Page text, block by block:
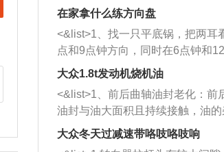
者是细棍，直接将杂物给取出来，
堵塞情况比较严重，也可以采取应
施。 <&list>2、直接利用木棍将所
杂物推到排气管里面的位置处，
三元催化器拆解开，就可以将堵塞
西取出来。但如果是因为积碳过
的堵塞，就需要将三元催化器泡
洗剂对堵塞的情况得到解决，将清
在家拿什么练方向盘
<&list>1、找一只平底锅，把两耳
点和9点钟方向，同时在6点钟和
方向做一个标记。 <&list>2、双手
一圈半的练习，往右同样也要打
圈数。 <&list>3、最后强调要反复
习，这样就可以形成肌肉记忆，在
驾驶车辆时，不需要记忆也能打
大众1.8t发动机烧机油
<&list>1、前后曲轴油封老化：前
油封与油大面积且持续接触，油
和发动机内持续温度变化使其密封
逐渐减弱，导致渗油或漏油。
大众冬天过减速带咯吱咯吱响